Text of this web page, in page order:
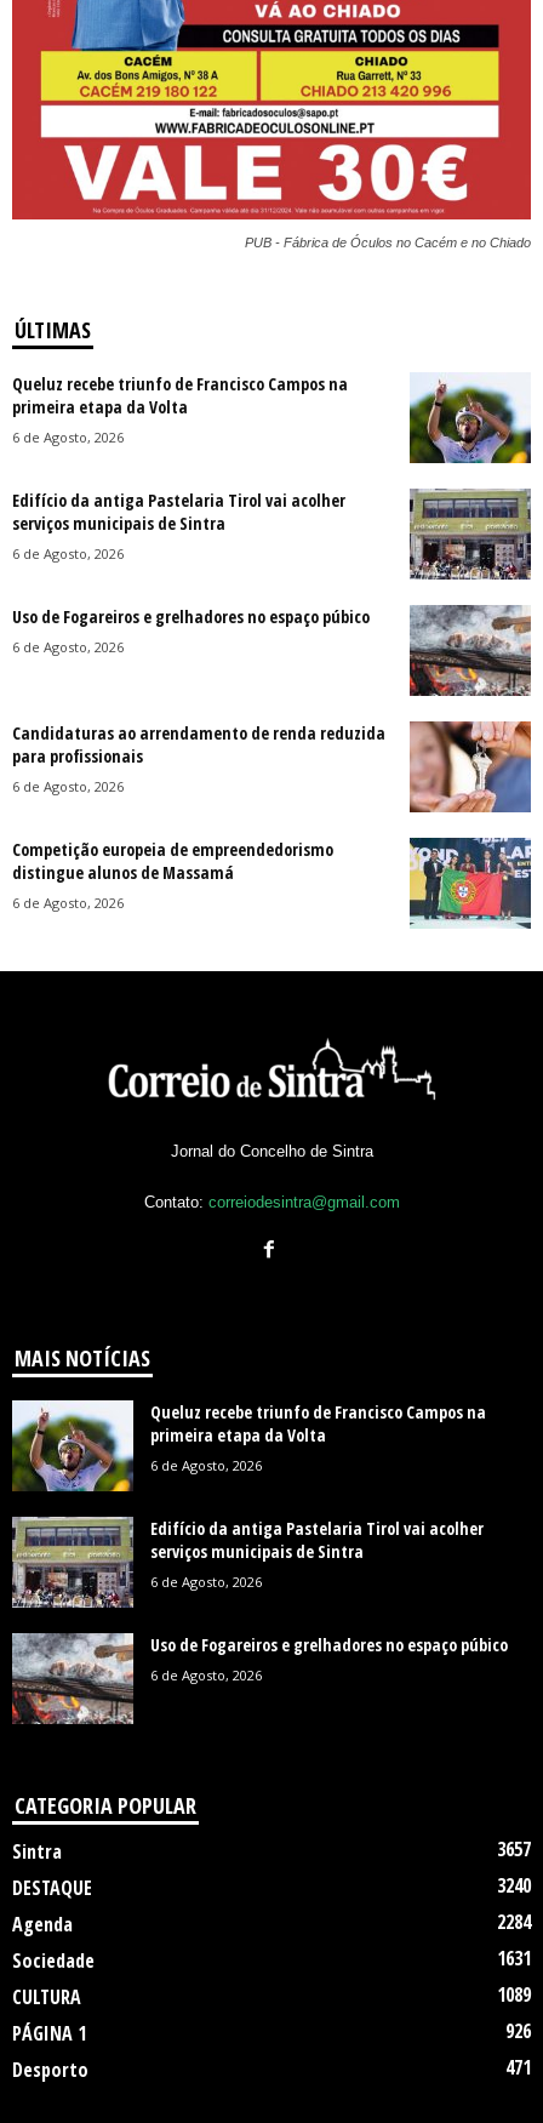
PUB - Fábrica de Óculos no Cacém e no Chiado
ÚLTIMAS
Queluz recebe triunfo de Francisco Campos na
primeira etapa da Volta
6 de Agosto, 2026
Edifício da antiga Pastelaria Tirol vai acolher
serviços municipais de Sintra
6 de Agosto, 2026
Uso de Fogareiros e grelhadores no espaço púbico
6 de Agosto, 2026
Candidaturas ao arrendamento de renda reduzida
para profissionais
6 de Agosto, 2026
Competição europeia de empreendedorismo
distingue alunos de Massamá
6 de Agosto, 2026
Jornal do Concelho de Sintra
Contato: correiodesintra@gmail.com
MAIS NOTÍCIAS
Queluz recebe triunfo de Francisco Campos na
primeira etapa da Volta
6 de Agosto, 2026
Edifício da antiga Pastelaria Tirol vai acolher
serviços municipais de Sintra
6 de Agosto, 2026
Uso de Fogareiros e grelhadores no espaço púbico
6 de Agosto, 2026
CATEGORIA POPULAR
Sintra
3657
DESTAQUE
3240
Agenda
2284
Sociedade
1631
CULTURA
1089
PÁGINA 1
926
Desporto
471